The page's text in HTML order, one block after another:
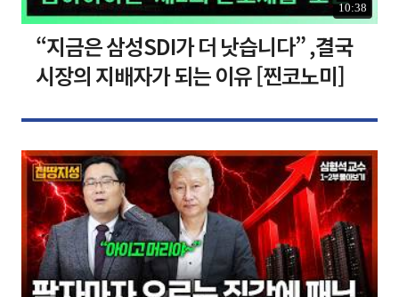
10:38
“지금은 삼성SDI가 더 낫습니다” ,결국
시장의 지배자가 되는 이유 [찐코노미]